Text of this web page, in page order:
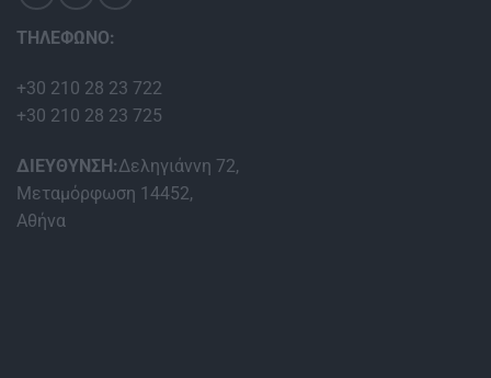
ΤΗΛΕΦΩΝΟ:
+30 210 28 23 722
+30 210 28 23 725
ΔΙΕΥΘΥΝΣΗ:Δεληγιάννη 72,
Μεταμόρφωση 14452,
Αθήνα